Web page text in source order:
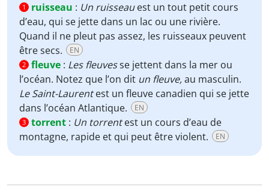
1
ruisseau : Un ruisseauest un tout petit cours
d’eau, qui se jette dans un lac ou une rivière.
Quand il ne pleut pas assez, les ruisseaux peuvent
être secs.
EN
2 fleuve : Les fleuvesse jettent dans la mer ou
l’océan. Notez que l’on dit un fleuve,au masculin.
Le Saint-Laurentest un fleuve canadien qui se jette
dans l’océan Atlantique.
EN
3 torrent : Un torrentest un cours d’eau de
montagne, rapide et qui peut être violent.
EN